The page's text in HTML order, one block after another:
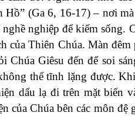
Hồ” (Ga 6, 16-17) – nơi
nghiệp để kiếm sống.
của Thiên Chúa. Màn
Chúa Giêsu đến để soi
thể tĩnh lặng được.
dấu lạ đi trên mặt biển
của Chúa bên các môn